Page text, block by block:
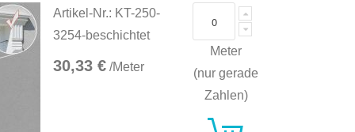
Artikel-Nr.: KT-250-
3254-beschichtet
30,33 € /Meter
Meter
(nur gerade
Zahlen)